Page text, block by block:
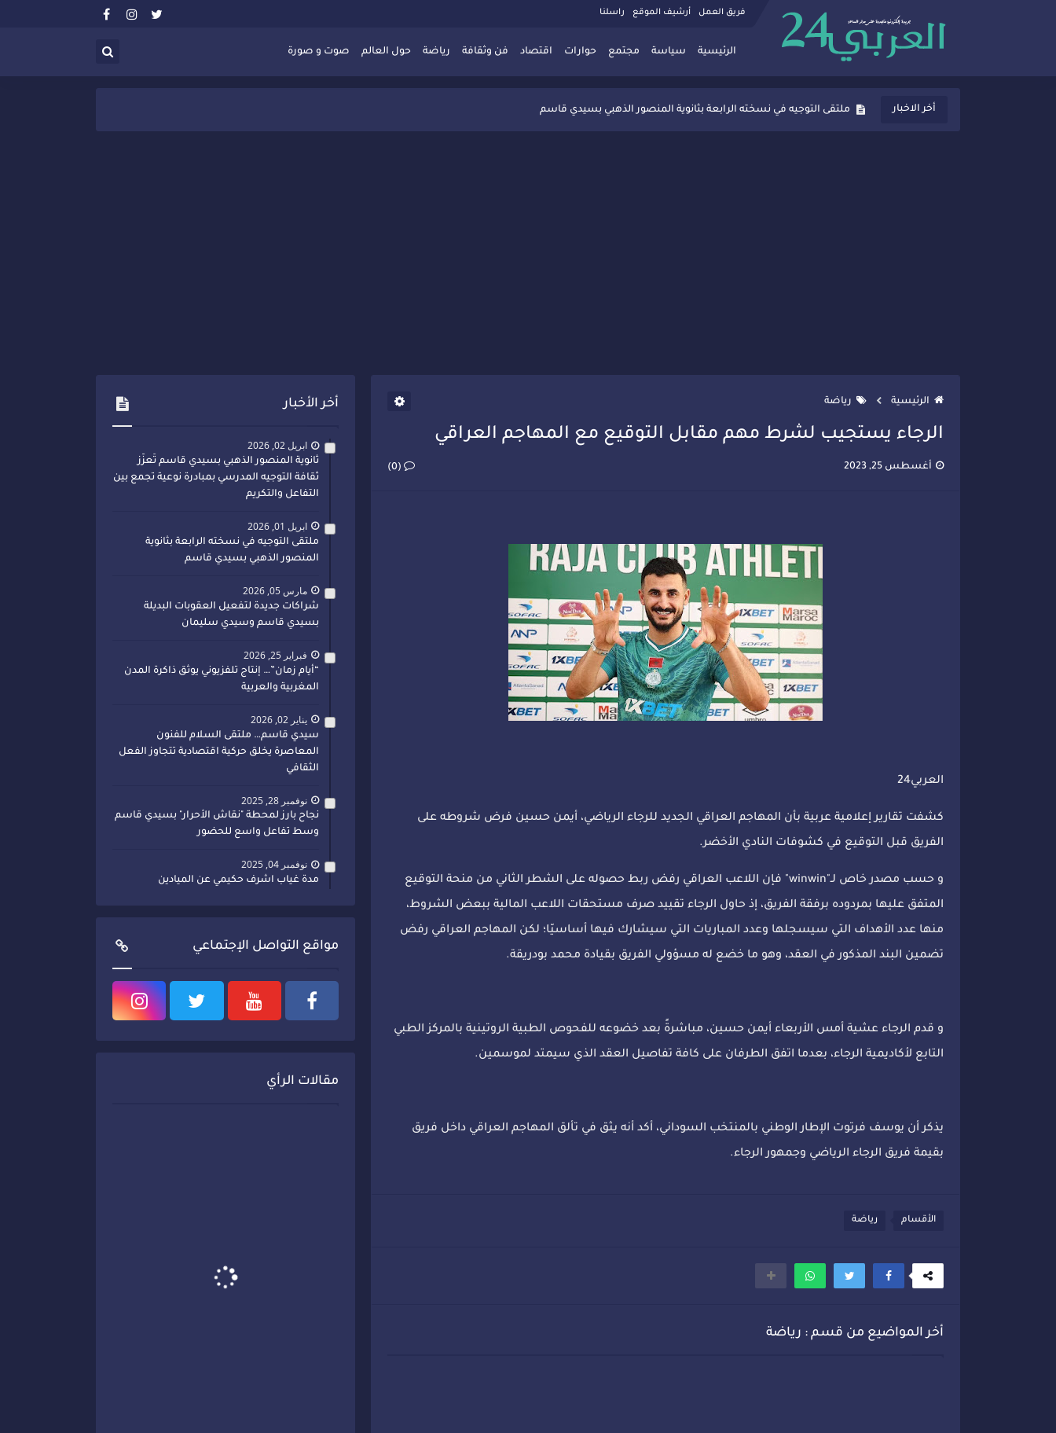
فريق العمل أرشيف الموقع راسلنا
الرئيسية سياسة مجتمع حوارات اقتصاد فن وثقافة رياضة حول العالم صوت و صورة
أخر الاخبار
ثانوية المنصور الذهبي بسيدي قاسم تُعزّز ثقافة التوجيه المدرسي بمبادرة نوعية تجمع بين التفاعل والتكريم
ملتقى التوجيه في نسخته الرابعة بثانوية المنصور الذهبي بسيدي قاسم
الرئيسية رياضة
الرجاء يستجيب لشرط مهم مقابل التوقيع مع المهاجم العراقي
أغسطس 25, 2023 (0)
العربي24
كشفت تقارير إعلامية عربية بأن المهاجم العراقي الجديد للرجاء الرياضي، أيمن حسين فرض شروطه على
الفريق قبل التوقيع في كشوفات النادي الأخضر.
و حسب مصدر خاص لـ"winwin" فإن اللاعب العراقي رفض ربط حصوله على الشطر الثاني من منحة التوقيع
المتفق عليها بمردوده برفقة الفريق، إذ حاول الرجاء تقييد صرف مستحقات اللاعب المالية ببعض الشروط،
منها عدد الأهداف التي سيسجلها وعدد المباريات التي سيشارك فيها أساسيّا؛ لكن المهاجم العراقي رفض
تضمين البند المذكور في العقد، وهو ما خضع له مسؤولي الفريق بقيادة محمد بودريقة.
و قدم الرجاء عشية أمس الأربعاء أيمن حسين، مباشرةً بعد خضوعه للفحوص الطبية الروتينية بالمركز الطبي
التابع لأكاديمية الرجاء، بعدما اتفق الطرفان على كافة تفاصيل العقد الذي سيمتد لموسمين.
يذكر أن يوسف فرتوت الإطار الوطني بالمنتخب السوداني، أكد أنه يثق في تألق المهاجم العراقي داخل فريق
بقيمة فريق الرجاء الرياضي وجمهور الرجاء.
الأقسام رياضة
أخر المواضيع من قسم : رياضة
أخر الأخبار
ابريل 02, 2026
ثانوية المنصور الذهبي بسيدي قاسم تُعزّز
ثقافة التوجيه المدرسي بمبادرة نوعية تجمع بين
التفاعل والتكريم
ابريل 01, 2026
ملتقى التوجيه في نسخته الرابعة بثانوية
المنصور الذهبي بسيدي قاسم
مارس 05, 2026
شراكات جديدة لتفعيل العقوبات البديلة
بسيدي قاسم وسيدي سليمان
فبراير 25, 2026
“أيام زمان”… إنتاج تلفزيوني يوثق ذاكرة المدن
المغربية والعربية
يناير 02, 2026
سيدي قاسم… ملتقى السلام للفنون
المعاصرة يخلق حركية اقتصادية تتجاوز الفعل
الثقافي
نوفمبر 28, 2025
نجاح بارز لمحطة "نقاش الأحرار" بسيدي قاسم
وسط تفاعل واسع للحضور
نوفمبر 04, 2025
مدة غياب اشرف حكيمي عن الميادين
مواقع التواصل الإجتماعي
مقالات الرأي